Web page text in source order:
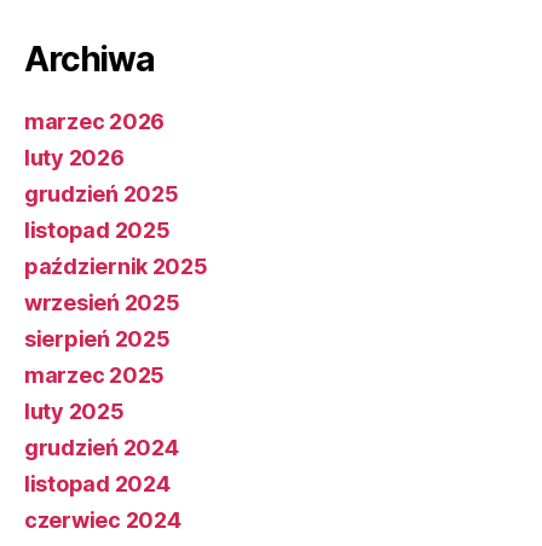
Archiwa
marzec 2026
luty 2026
grudzień 2025
listopad 2025
październik 2025
wrzesień 2025
sierpień 2025
marzec 2025
luty 2025
grudzień 2024
listopad 2024
czerwiec 2024